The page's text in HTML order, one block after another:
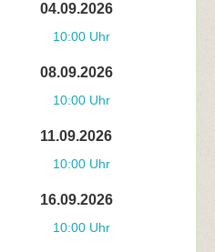
04.09.2026
10:00 Uhr
08.09.2026
10:00 Uhr
11.09.2026
10:00 Uhr
16.09.2026
10:00 Uhr